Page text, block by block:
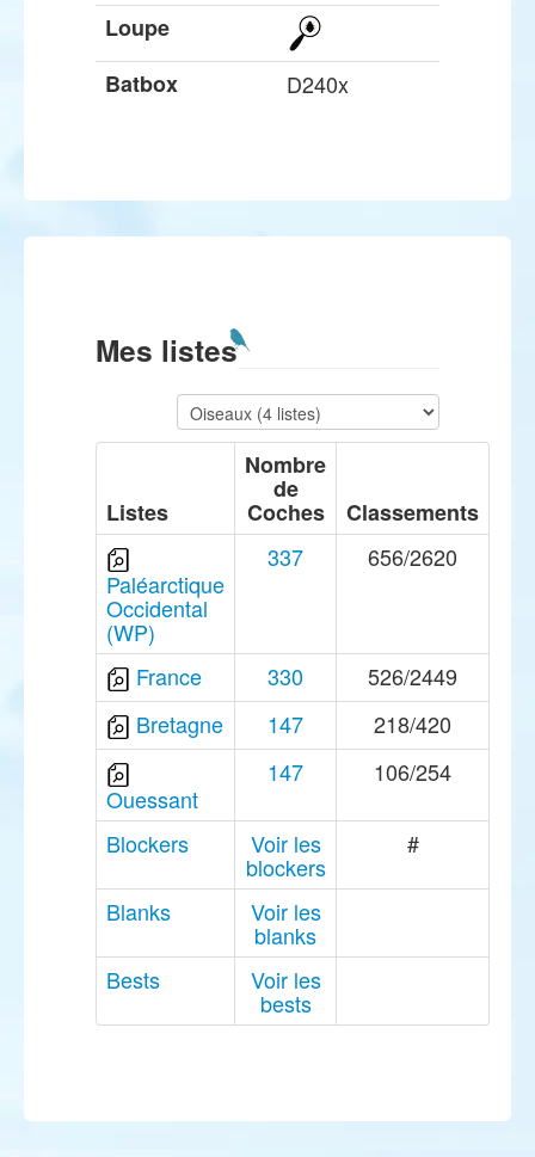
Loupe
Batbox
D240x
Mes listes
Listes
Nombre
de
Coches Classements
Paléarctique
Occidental
(WP)
337 656/2620
France 330
526/2449
Bretagne
147 218/420
Ouessant
147 106/254
Blockers Voir les
blockers
#
Blanks Voir les
blanks
Bests
Voir les
bests